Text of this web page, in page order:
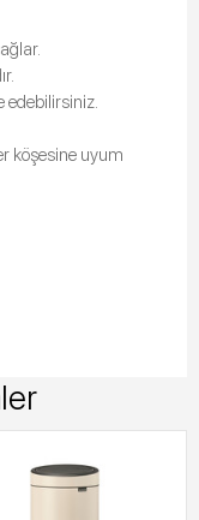
edebilirsiniz.
köşesine uyum